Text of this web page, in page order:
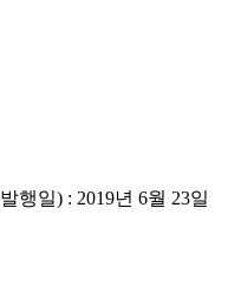
행일) : 2019년 6월 23일